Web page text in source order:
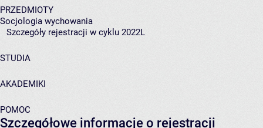
PRZEDMIOTY
Socjologia wychowania
Szczegóły rejestracji w cyklu 2022L
STUDIA
AKADEMIKI
POMOC
Szczegółowe informacje o rejestracji